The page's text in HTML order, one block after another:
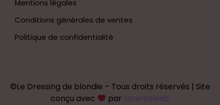
Mentions légales
Conditions générales de ventes
Politique de confidentialité
©Le Dressing de blondie – Tous droits réservés | Site
conçu avec
par Lorentzweb